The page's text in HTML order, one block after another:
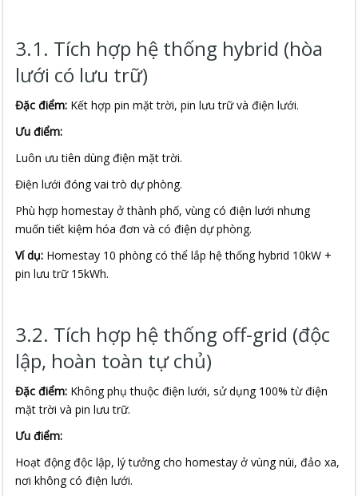
3.1. Tích hợp hệ thống hybrid (hòa
lưới có lưu trữ)
Đặc điểm: Kết hợp pin mặt trời, pin lưu trữ và điện lưới.
Ưu điểm:
Luôn ưu tiên dùng điện mặt trời.
Điện lưới đóng vai trò dự phòng.
Phù hợp homestay ở thành phố, vùng có điện lưới nhưng
muốn tiết kiệm hóa đơn và có điện dự phòng.
Ví dụ: Homestay 10 phòng có thể lắp hệ thống hybrid 10kW +
pin lưu trữ 15kWh.
3.2. Tích hợp hệ thống off-grid (độc
lập, hoàn toàn tự chủ)
Đặc điểm: Không phụ thuộc điện lưới, sử dụng 100% từ điện
mặt trời và pin lưu trữ.
Ưu điểm:
Hoạt động độc lập, lý tưởng cho homestay ở vùng núi, đảo xa,
nơi không có điện lưới.